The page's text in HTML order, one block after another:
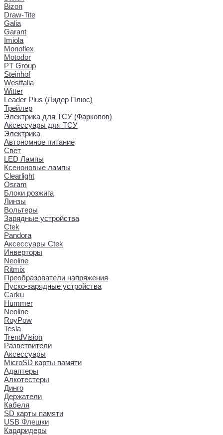
Bizon
Draw-Tite
Galia
Garant
Imiola
Monoflex
Motodor
PT Group
Steinhof
Westfalia
Witter
Leader Plus (Лидер Плюс)
Трейлер
Электрика для ТСУ (Фаркопов)
Аксессуары для ТСУ
Электрика
Автономное питание
Свет
LED Лампы
Ксеноновые лампы
Clearlight
Osram
Блоки розжига
Линзы
Вольтеры
Зарядные устройства
Ctek
Pandora
Аксессуары Ctek
Инверторы
Neoline
Ritmix
Преобразователи напряжения
Пуско-зарядные устройства
Carku
Hummer
Neoline
RoyPow
Tesla
TrendVision
Разветвители
Аксессуары
MicroSD карты памяти
Адаптеры
Алкотестеры
Динго
Держатели
Кабеля
SD карты памяти
USB Флешки
Кардридеры